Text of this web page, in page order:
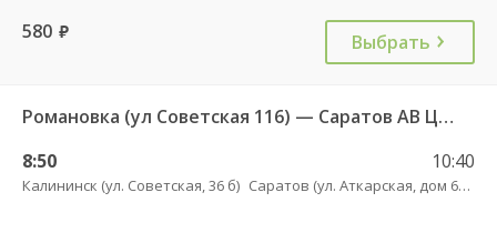
580 руб. Выбрать
Романовка (ул Советская 116) — Саратов АВ Центральный (ул им Пугачева 179 А)
8:50
Калининск (ул. Советская, 36 б)
10:40
Саратов (ул. Аткарская, дом 66 А)